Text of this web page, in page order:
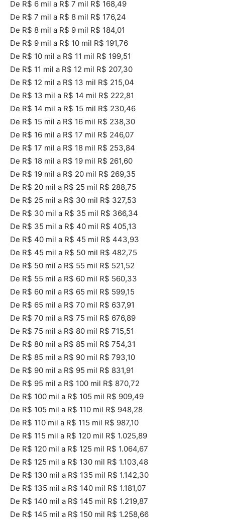
De R$ 6 mil a R$ 7 mil R$ 168,49
De R$ 7 mil a R$ 8 mil R$ 176,24
De R$ 8 mil a R$ 9 mil R$ 184,01
De R$ 9 mil a R$ 10 mil R$ 191,76
De R$ 10 mil a R$ 11 mil R$ 199,51
De R$ 11 mil a R$ 12 mil R$ 207,30
De R$ 12 mil a R$ 13 mil R$ 215,04
De R$ 13 mil a R$ 14 mil R$ 222,81
De R$ 14 mil a R$ 15 mil R$ 230,46
De R$ 15 mil a R$ 16 mil R$ 238,30
De R$ 16 mil a R$ 17 mil R$ 246,07
De R$ 17 mil a R$ 18 mil R$ 253,84
De R$ 18 mil a R$ 19 mil R$ 261,60
De R$ 19 mil a R$ 20 mil R$ 269,35
De R$ 20 mil a R$ 25 mil R$ 288,75
De R$ 25 mil a R$ 30 mil R$ 327,53
De R$ 30 mil a R$ 35 mil R$ 366,34
De R$ 35 mil a R$ 40 mil R$ 405,13
De R$ 40 mil a R$ 45 mil R$ 443,93
De R$ 45 mil a R$ 50 mil R$ 482,75
De R$ 50 mil a R$ 55 mil R$ 521,52
De R$ 55 mil a R$ 60 mil R$ 560,33
De R$ 60 mil a R$ 65 mil R$ 599,15
De R$ 65 mil a R$ 70 mil R$ 637,91
De R$ 70 mil a R$ 75 mil R$ 676,89
De R$ 75 mil a R$ 80 mil R$ 715,51
De R$ 80 mil a R$ 85 mil R$ 754,31
De R$ 85 mil a R$ 90 mil R$ 793,10
De R$ 90 mil a R$ 95 mil R$ 831,91
De R$ 95 mil a R$ 100 mil R$ 870,72
De R$ 100 mil a R$ 105 mil R$ 909,49
De R$ 105 mil a R$ 110 mil R$ 948,28
De R$ 110 mil a R$ 115 mil R$ 987,10
De R$ 115 mil a R$ 120 mil R$ 1.025,89
De R$ 120 mil a R$ 125 mil R$ 1.064,67
De R$ 125 mil a R$ 130 mil R$ 1.103,48
De R$ 130 mil a R$ 135 mil R$ 1.142,30
De R$ 135 mil a R$ 140 mil R$ 1.181,07
De R$ 140 mil a R$ 145 mil R$ 1.219,87
De R$ 145 mil a R$ 150 mil R$ 1.258,66